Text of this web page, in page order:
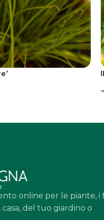
online per le piante, i
del tuo giardino o